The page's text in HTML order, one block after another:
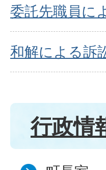
委託先職員に
和解による訴
行政情